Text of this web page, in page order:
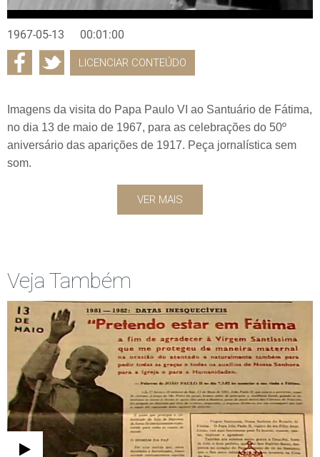
1967-05-13 00:01:00
LICENCIAR CONTEÚDO
Imagens da visita do Papa Paulo VI ao Santuário de Fátima,
no dia 13 de maio de 1967, para as celebrações do 50º
aniversário das aparições de 1917. Peça jornalística sem
som.
VER MAIS
Veja Também